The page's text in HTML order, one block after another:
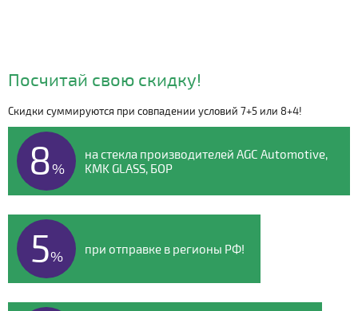
Видео о компании
Посчитай свою скидку!
Скидки суммируются при совпадении условий 7+5 или 8+4!
8%
на стекла производителей AGC Automotive,
KMK GLASS, БОР
5% при отправке в регионы РФ!